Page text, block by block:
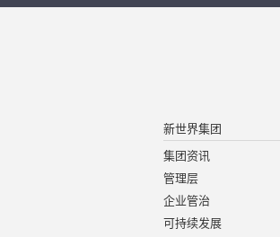
新世界集团
集团资讯
管理层
企业管治
可持续发展